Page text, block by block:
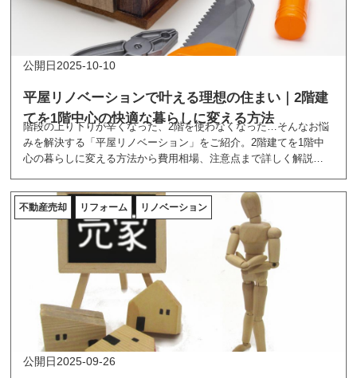
平屋リノベーションで叶える理想の住まい｜2階建
てを1階中心の快適な暮らしに変える方法
2025-10-10
階段の上り下りが辛くなった、2階を使わなくなった…そんなお悩
みを解決する「平屋リノベーション」をご紹介。2階建てを1階中
心の暮らしに変える方法から費用相場、注意点まで詳しく解説し
法が見つかります。
不動産売却 リフォーム リノベーション
2025-09-26